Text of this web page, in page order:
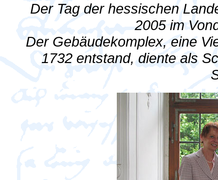
Der Tag der hessischen
2005 im
Der Gebäudekomplex, eine
1732 entstand, diente als